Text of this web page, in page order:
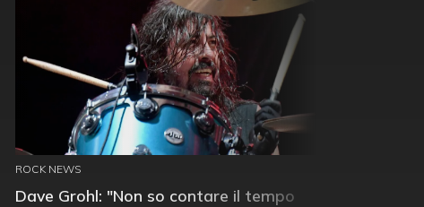
ROCK NEWS
Dave Grohl: "Non so contare il tempo